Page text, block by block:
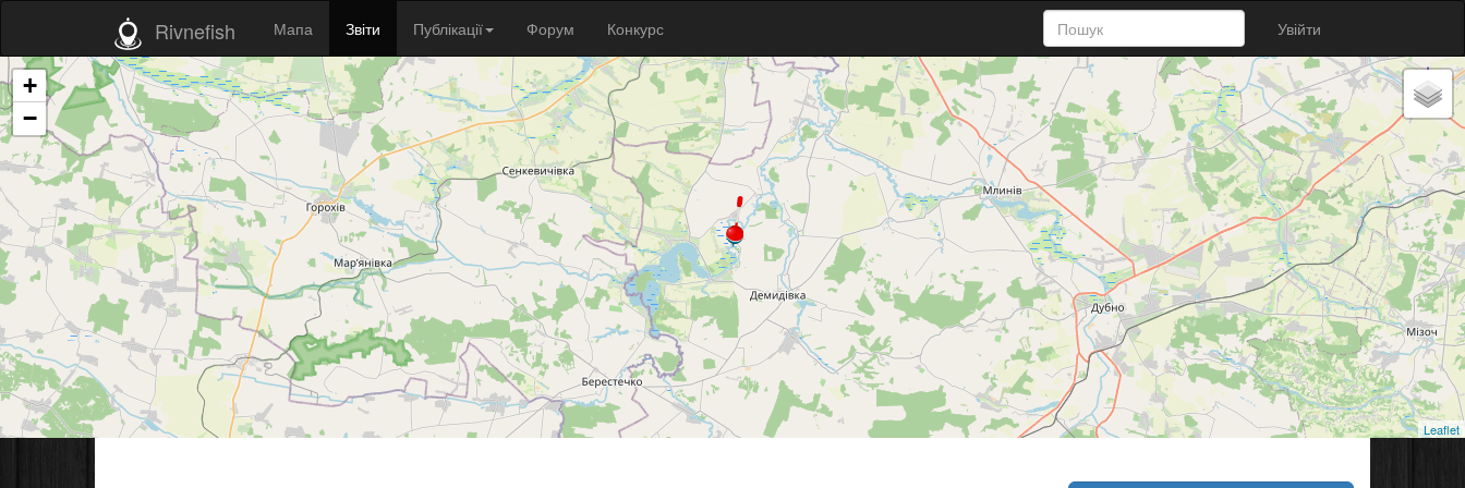
Rivnefish Мапа Звіти Публікації Форум Конкурс Увійти
+
−
Leaflet